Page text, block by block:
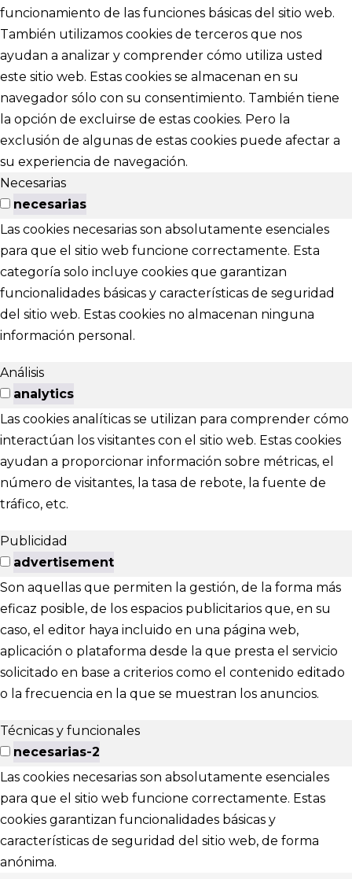
funcionamiento de las funciones básicas del sitio web.
También utilizamos cookies de terceros que nos
ayudan a analizar y comprender cómo utiliza usted
este sitio web. Estas cookies se almacenan en su
navegador sólo con su consentimiento. También tiene
la opción de excluirse de estas cookies. Pero la
exclusión de algunas de estas cookies puede afectar a
su experiencia de navegación.
Necesarias
necesarias
Las cookies necesarias son absolutamente esenciales
para que el sitio web funcione correctamente. Esta
categoría solo incluye cookies que garantizan
funcionalidades básicas y características de seguridad
del sitio web. Estas cookies no almacenan ninguna
información personal.
Análisis
analytics
Las cookies analíticas se utilizan para comprender cómo
interactúan los visitantes con el sitio web. Estas cookies
ayudan a proporcionar información sobre métricas, el
número de visitantes, la tasa de rebote, la fuente de
tráfico, etc.
Publicidad
advertisement
Son aquellas que permiten la gestión, de la forma más
eficaz posible, de los espacios publicitarios que, en su
caso, el editor haya incluido en una página web,
aplicación o plataforma desde la que presta el servicio
solicitado en base a criterios como el contenido editado
o la frecuencia en la que se muestran los anuncios.
Técnicas y funcionales
necesarias-2
Las cookies necesarias son absolutamente esenciales
para que el sitio web funcione correctamente. Estas
cookies garantizan funcionalidades básicas y
características de seguridad del sitio web, de forma
anónima.